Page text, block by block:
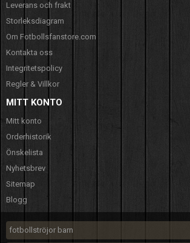
Leverans och frakt
Storleksdiagram
Om Fotbollsfanstore.com
Kontakta oss
Integritetspolicy
Regler & Villkor
MITT KONTO
Mitt konto
Orderhistorik
Önskelista
Nyhetsbrev
Sitemap
Blogg
fotbollströjor barn